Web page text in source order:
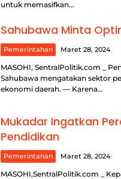
untuk memasifkan…
Sahubawa Minta
Pemerintahan Maret 28, 2024
MASOHI, SentralPolitik.com _
Sahubawa mengatakan sektor
ekonomi daerah. — Karena…
Mukadar Ingatkan
Pendidikan
Pemerintahan Maret 28, 2024
MASOHI,SentralPolitik.com _